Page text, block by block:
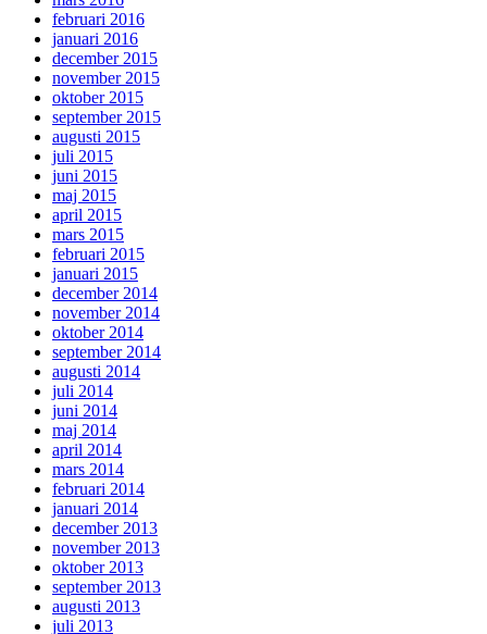
februari 2016
januari 2016
december 2015
november 2015
oktober 2015
september 2015
augusti 2015
juli 2015
juni 2015
maj 2015
april 2015
mars 2015
februari 2015
januari 2015
december 2014
november 2014
oktober 2014
september 2014
augusti 2014
juli 2014
juni 2014
maj 2014
april 2014
mars 2014
februari 2014
januari 2014
december 2013
november 2013
oktober 2013
september 2013
augusti 2013
juli 2013